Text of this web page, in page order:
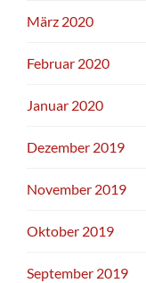
März 2020
Februar 2020
Januar 2020
Dezember 2019
November 2019
Oktober 2019
September 2019